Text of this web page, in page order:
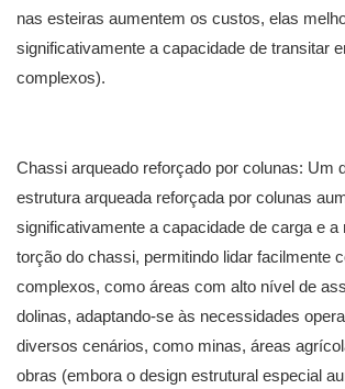
nas esteiras aumentem os custos, elas
significativamente a capacidade de transitar
complexos).
Chassi arqueado reforçado por colunas: Um
estrutura arqueada reforçada por colunas
significativamente a capacidade de carga e a
torção do chassi, permitindo lidar facilmente
complexos, como áreas com alto nível de
dolinas, adaptando-se às necessidades
diversos cenários, como minas, áreas
obras (embora o design estrutural especial